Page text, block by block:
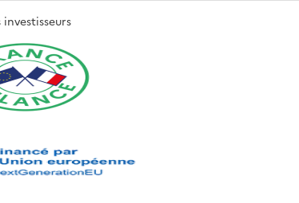
investisseurs